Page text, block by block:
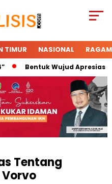
TIMUR NASIONAL RAGAM
Bentuk Wujud Apresiasi
Tentang